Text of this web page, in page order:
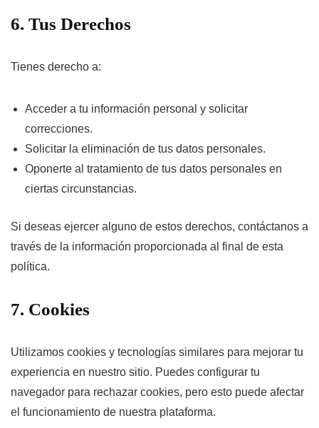
6. Tus Derechos
Tienes derecho a:
Acceder a tu información personal y solicitar
correcciones.
Solicitar la eliminación de tus datos personales.
Oponerte al tratamiento de tus datos personales en
ciertas circunstancias.
Si deseas ejercer alguno de estos derechos, contáctanos a
través de la información proporcionada al final de esta
política.
7. Cookies
Utilizamos cookies y tecnologías similares para mejorar tu
experiencia en nuestro sitio. Puedes configurar tu
navegador para rechazar cookies, pero esto puede afectar
el funcionamiento de nuestra plataforma.